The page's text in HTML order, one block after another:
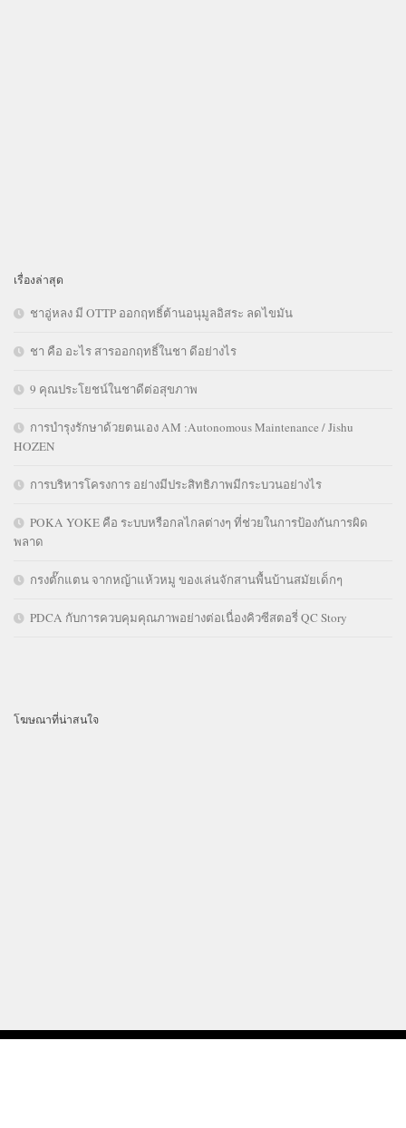
เรื่องล่าสุด
ชาอู่หลง มี OTTP ออกฤทธิ์ต้านอนุมูลอิสระ ลดไขมัน
ชา คือ อะไร สารออกฤทธิ์ในชา ดีอย่างไร
9 คุณประโยชน์ในชาดีต่อสุขภาพ
การบำรุงรักษาด้วยตนเอง AM :Autonomous Maintenance / Jishu
HOZEN
การบริหารโครงการ อย่างมีประสิทธิภาพมีกระบวนอย่างไร
POKA YOKE คือ ระบบหรือกลไกลต่างๆ ที่ช่วยในการป้องกันการผิด
พลาด
กรงตั๊กแตน จากหญ้าแห้วหมู ของเล่นจักสานพื้นบ้านสมัยเด็กๆ
PDCA กับการควบคุมคุณภาพอย่างต่อเนื่องคิวซีสตอรี่ QC Story
โฆษณาที่น่าสนใจ